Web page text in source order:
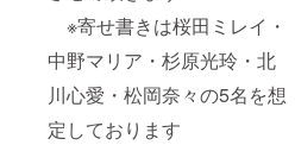
※寄せ書きは桜田ミレイ・
中野マリア・杉原光玲・北
川心愛・松岡奈々の5名を想
定しております